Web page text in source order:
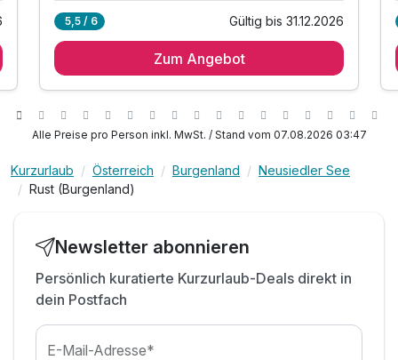
inkl. Kaffee und Kuchen am Nachmittag
inkl. hoteleigene Leihfahrräder *
inkl. Leihbademantel & -tücher während
inkl. Wellness-Oase mit Hallenbad &
Panoramablick
* nach Verfügbarkeit
5,5 / 6 Gültig bis 31.12.2026
Zum Angebot
Alle Preise pro Person inkl. MwSt. / Stand vom 07.08.2026 03:47
Kurzurlaub Österreich Burgenland
Neusiedler See
Rust (Burgenland)
Newsletter abonnieren
Persönlich kuratierte Kurzurlaub-Deals direkt in
dein Postfach
E-Mail-Adresse*